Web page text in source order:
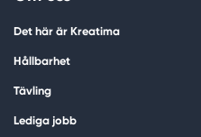
Det här är Kreatima
Hållbarhet
Tävling
Lediga jobb